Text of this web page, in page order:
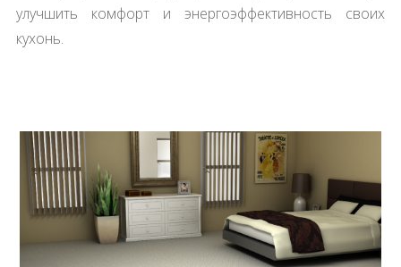
улучшить комфорт и энергоэффективность своих
кухонь.